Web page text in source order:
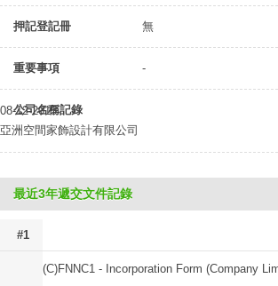
押記登記冊 無
重要事項 -
公司名稱記錄
08-12-2015
亞洲空間家飾設計有限公司
最近3年遞交文件記錄
#1
(C)FNNC1 - Incorporation Form (Company